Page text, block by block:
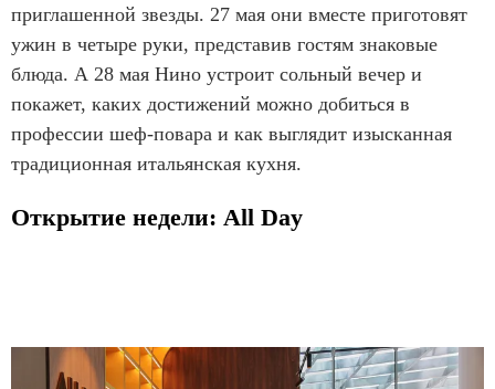
приглашенной звезды. 27 мая они вместе приготовят
ужин в четыре руки, представив гостям знаковые
блюда. А 28 мая Нино устроит сольный вечер и
покажет, каких достижений можно добиться в
профессии шеф-повара и как выглядит изысканная
традиционная итальянская кухня.
Открытие недели: All Day